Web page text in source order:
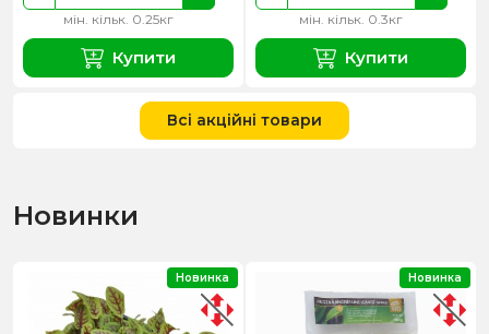
мін. кільк. 0.25кг
Купити
мін. кільк. 0.3кг
Купити
Всі акційні товари
Новинки
Новинка Новинка